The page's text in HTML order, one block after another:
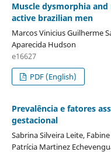
Muscle dysmorphia
active brazilian men
Marcos Vinicius Guilherme
Aparecida Hudson
e16627
PDF (English)
Prevalência e fatores
gestacional
Sabrina Silveira Leite,
Patrícia Martinez